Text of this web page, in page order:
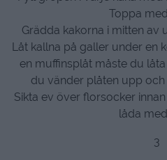
Toppa
Grädda kakorna i mitten av
Låt kallna på galler under en
en muffinsplåt måste du
du vänder plåten upp
Sikta ev över florsocker
låda
3